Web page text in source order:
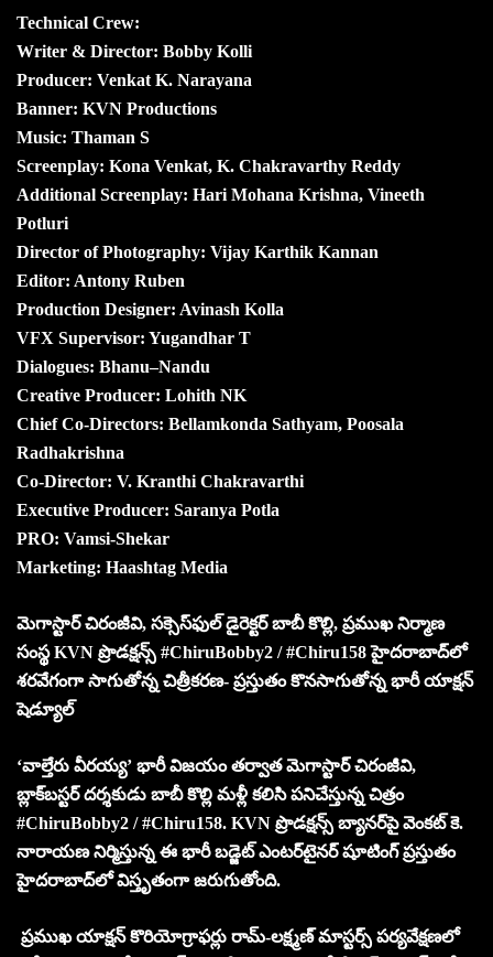
Technical Crew:
Writer & Director: Bobby Kolli
Producer: Venkat K. Narayana
Banner: KVN Productions
Music: Thaman S
Screenplay: Kona Venkat, K. Chakravarthy Reddy
Additional Screenplay: Hari Mohana Krishna, Vineeth
Potluri
Director of Photography: Vijay Karthik Kannan
Editor: Antony Ruben
Production Designer: Avinash Kolla
VFX Supervisor: Yugandhar T
Dialogues: Bhanu–Nandu
Creative Producer: Lohith NK
Chief Co-Directors: Bellamkonda Sathyam, Poosala
Radhakrishna
Co-Director: V. Kranthi Chakravarthi
Executive Producer: Saranya Potla
PRO: Vamsi-Shekar
Marketing: Haashtag Media
మెగాస్టార్ చిరంజీవి, సక్సెస్‌ఫుల్ డైరెక్టర్ బాబీ కొల్లి, ప్రముఖ నిర్మాణ
సంస్థ KVN ప్రొడక్షన్స్ #ChiruBobby2 / #Chiru158 హైదరాబాద్‌లో
శరవేగంగా సాగుతోన్న చిత్రీకరణ- ప్రస్తుతం కొనసాగుతోన్న భారీ యాక్షన్
షెడ్యూల్
‘వాల్తేరు వీరయ్య’ భారీ విజయం తర్వాత మెగాస్టార్ చిరంజీవి,
బ్లాక్‌బస్టర్ దర్శకుడు బాబీ కొల్లి మళ్లీ కలిసి పనిచేస్తున్న చిత్రం
#ChiruBobby2 / #Chiru158. KVN ప్రొడక్షన్స్ బ్యానర్‌పై వెంకట్ కె.
నారాయణ నిర్మిస్తున్న ఈ భారీ బడ్జెట్ ఎంటర్‌టైనర్ షూటింగ్ ప్రస్తుతం
హైదరాబాద్‌లో విస్తృతంగా జరుగుతోంది.
ప్రముఖ యాక్షన్ కొరియోగ్రాఫర్లు రామ్-లక్ష్మణ్ మాస్టర్స్ పర్యవేక్షణలో